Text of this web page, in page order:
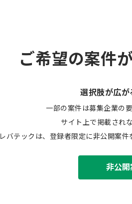
ご希望の案件
選択肢が広が
一部の案件は募集企業の
サイト上で掲載され
レバテックは、登録者限定に非公開案
非公